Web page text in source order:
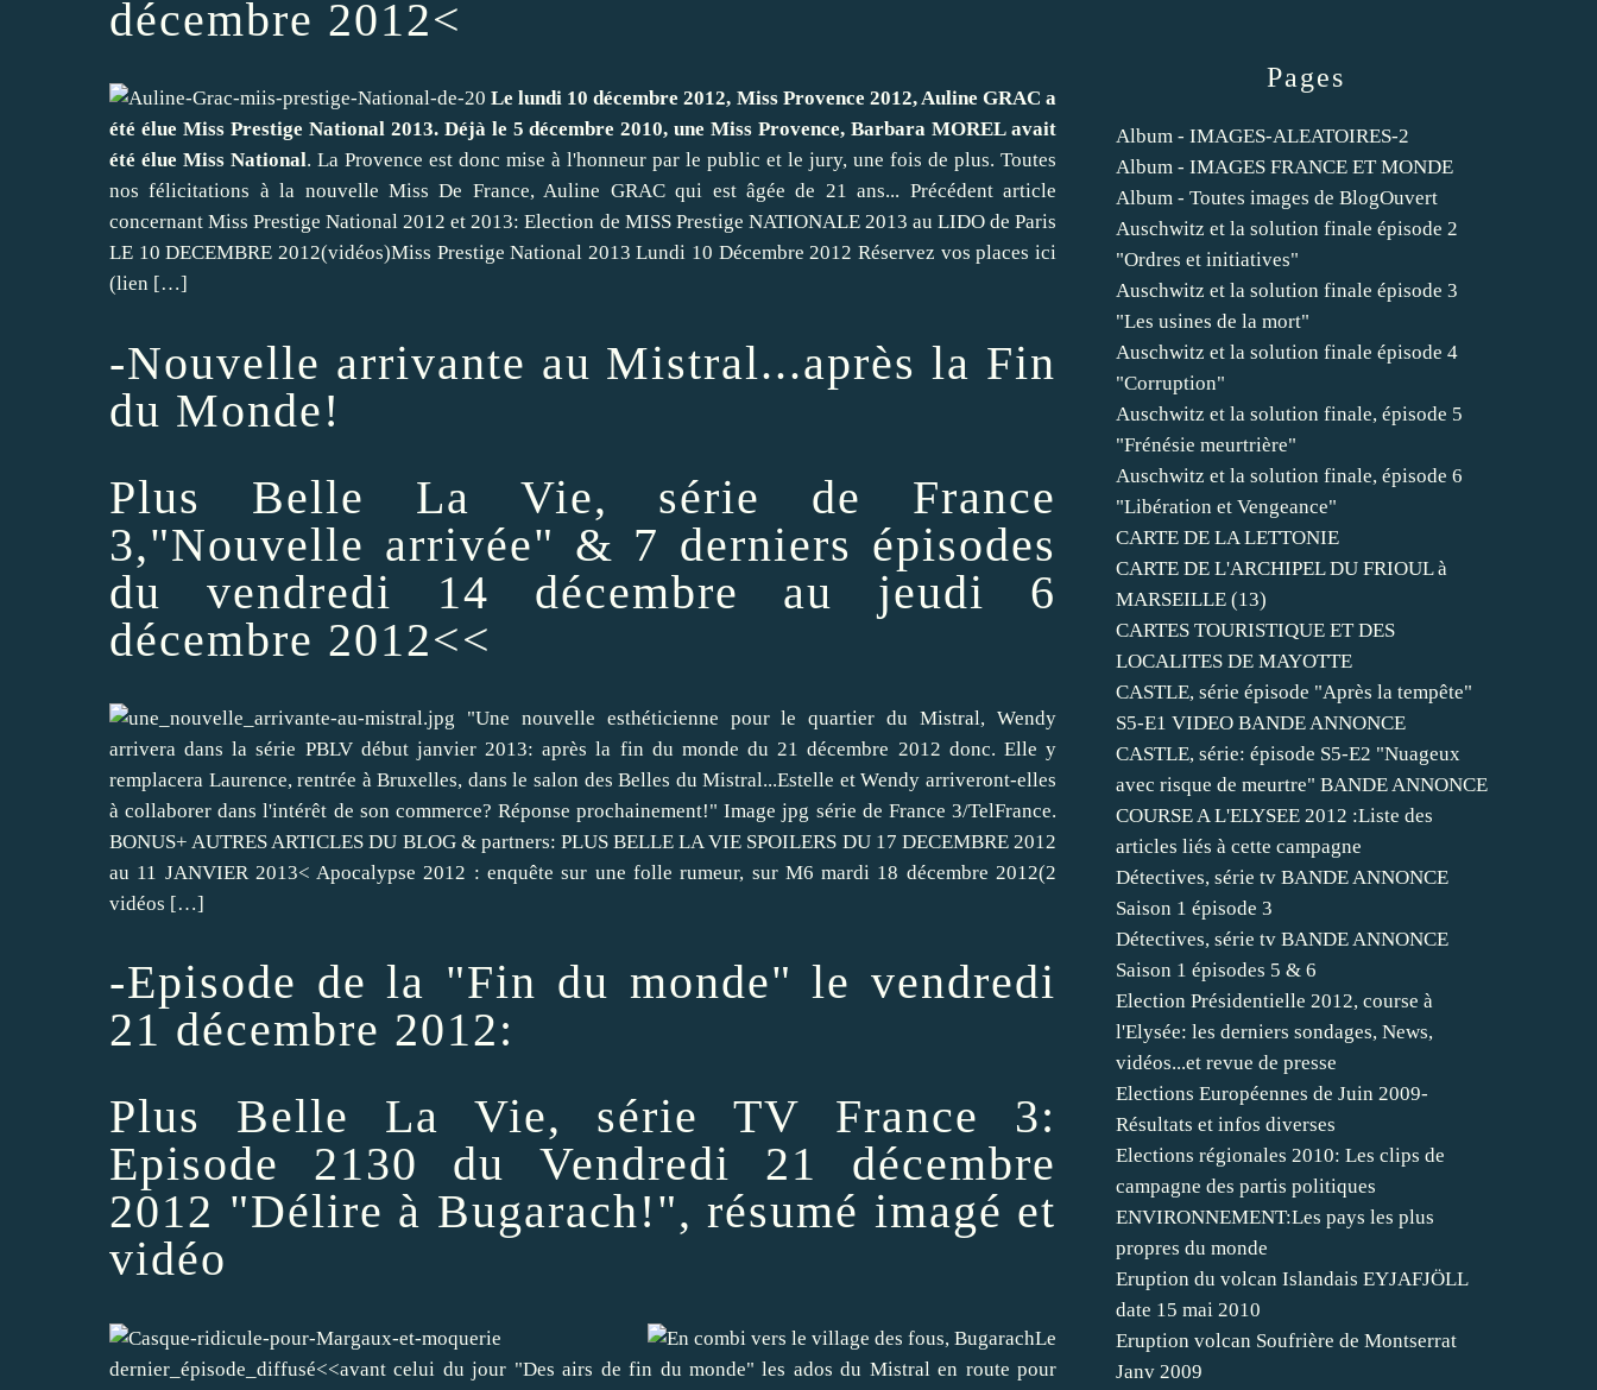
décembre 2012<
Le lundi 10 décembre 2012, Miss Provence 2012, Auline GRAC a
été élue Miss Prestige National 2013. Déjà le 5 décembre 2010, une Miss Provence, Barbara MOREL avait
été élue Miss National. La Provence est donc mise à l'honneur par le public et le jury, une fois de plus. Toutes
nos félicitations à la nouvelle Miss De France, Auline GRAC qui est âgée de 21 ans... Précédent article
concernant Miss Prestige National 2012 et 2013: Election de MISS Prestige NATIONALE 2013 au LIDO de Paris
LE 10 DECEMBRE 2012(vidéos)Miss Prestige National 2013 Lundi 10 Décembre 2012 Réservez vos places ici
(lien […]
-Nouvelle arrivante au Mistral...après la Fin
du Monde!
Plus Belle La Vie, série de France
3,"Nouvelle arrivée" & 7 derniers épisodes
du vendredi 14 décembre au jeudi 6
décembre 2012<<
"Une nouvelle esthéticienne pour le quartier du Mistral, Wendy
arrivera dans la série PBLV début janvier 2013: après la fin du monde du 21 décembre 2012 donc. Elle y
remplacera Laurence, rentrée à Bruxelles, dans le salon des Belles du Mistral...Estelle et Wendy arriveront-elles
à collaborer dans l'intérêt de son commerce? Réponse prochainement!" Image jpg série de France 3/TelFrance.
BONUS+ AUTRES ARTICLES DU BLOG & partners: PLUS BELLE LA VIE SPOILERS DU 17 DECEMBRE 2012
au 11 JANVIER 2013< Apocalypse 2012 : enquête sur une folle rumeur, sur M6 mardi 18 décembre 2012(2
vidéos […]
-Episode de la "Fin du monde" le vendredi
21 décembre 2012:
Plus Belle La Vie, série TV France 3:
Episode 2130 du Vendredi 21 décembre
2012 "Délire à Bugarach!", résumé imagé et
vidéo
Le
dernier_épisode_diffusé<<avant celui du jour "Des airs de fin du monde" les ados du Mistral en route pour
Pages
Album - IMAGES-ALEATOIRES-2
Album - IMAGES FRANCE ET MONDE
Album - Toutes images de BlogOuvert
Auschwitz et la solution finale épisode 2
"Ordres et initiatives"
Auschwitz et la solution finale épisode 3
"Les usines de la mort"
Auschwitz et la solution finale épisode 4
"Corruption"
Auschwitz et la solution finale, épisode 5
"Frénésie meurtrière"
Auschwitz et la solution finale, épisode 6
"Libération et Vengeance"
CARTE DE LA LETTONIE
CARTE DE L'ARCHIPEL DU FRIOUL à
MARSEILLE (13)
CARTES TOURISTIQUE ET DES
LOCALITES DE MAYOTTE
CASTLE, série épisode "Après la tempête"
S5-E1 VIDEO BANDE ANNONCE
CASTLE, série: épisode S5-E2 "Nuageux
avec risque de meurtre" BANDE ANNONCE
COURSE A L'ELYSEE 2012 :Liste des
articles liés à cette campagne
Détectives, série tv BANDE ANNONCE
Saison 1 épisode 3
Détectives, série tv BANDE ANNONCE
Saison 1 épisodes 5 & 6
Election Présidentielle 2012, course à
l'Elysée: les derniers sondages, News,
vidéos...et revue de presse
Elections Européennes de Juin 2009-
Résultats et infos diverses
Elections régionales 2010: Les clips de
campagne des partis politiques
ENVIRONNEMENT:Les pays les plus
propres du monde
Eruption du volcan Islandais EYJAFJÖLL
date 15 mai 2010
Eruption volcan Soufrière de Montserrat
Janv 2009